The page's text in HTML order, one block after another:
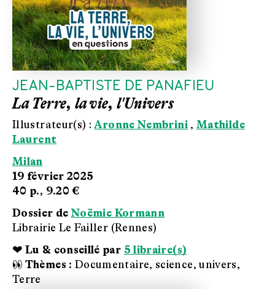
JEAN-BAPTISTE DE PANAFIEU
La Terre, la vie, l'Univers
Illustrateur(s) :Aronne Nembrini , Mathilde
Laurent
Milan
19 février 2025
40 p., 9.20 €
Dossier de Noëmie Kormann
Librairie Le Failler (Rennes)
❤ Lu & conseillé par 5 libraire(s)
👀 Thèmes : Documentaire, science, univers,
Terre